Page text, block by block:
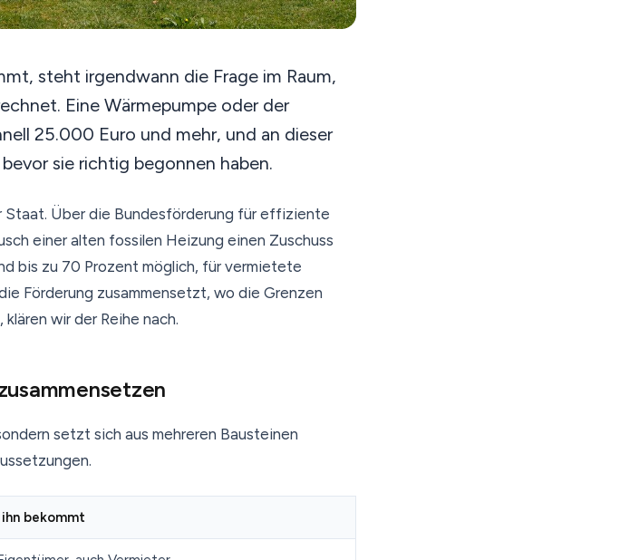
steht irgendwann die Frage im Raum,
Eine Wärmepumpe oder der
25.000 Euro und mehr, und an dieser
sie richtig begonnen haben.
Staat. Über die Bundesförderung für effiziente
einer alten fossilen Heizung einen Zuschuss
bis zu 70 Prozent möglich, für vermietete
Förderung zusammensetzt, wo die Grenzen
wir der Reihe nach.
setzt sich aus mehreren Bausteinen
bekommt